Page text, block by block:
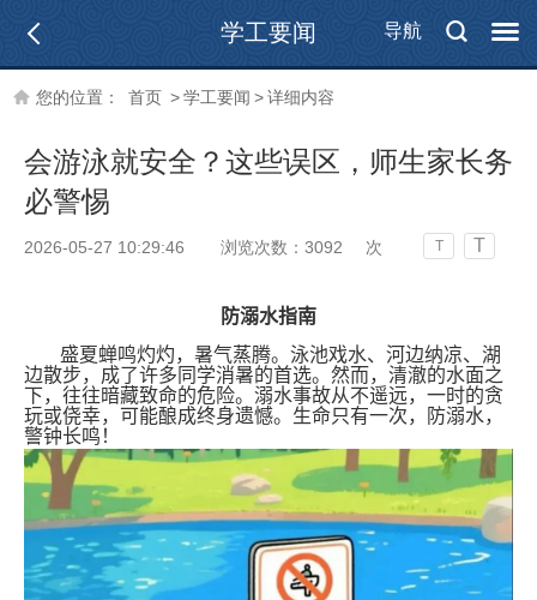
导航
学工要闻
您的位置： 首页 >学工要闻 >详细内容
会游泳就安全？这些误区，师生家长务
必警惕
2026-05-27 10:29:46 浏览次数： 3092 次 T T
防溺水指南
盛夏蝉鸣灼灼，暑气蒸腾。泳池戏水、河边纳凉、湖
边散步，成了许多同学消暑的首选。然而，清澈的水面之
下，往往暗藏致命的危险。溺水事故从不遥远，一时的贪
玩或侥幸，可能酿成终身遗憾。生命只有一次，防溺水，
警钟长鸣！